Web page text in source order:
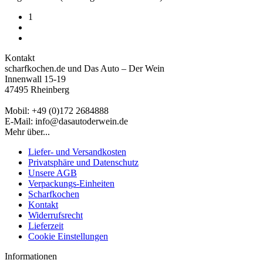
1
Kontakt
scharfkochen.de und Das Auto – Der Wein
Innenwall 15-19
47495 Rheinberg
Mobil: +49 (0)172 2684888
E-Mail: info@dasautoderwein.de
Mehr über...
Liefer- und Versandkosten
Privatsphäre und Datenschutz
Unsere AGB
Verpackungs-Einheiten
Scharfkochen
Kontakt
Widerrufsrecht
Lieferzeit
Cookie Einstellungen
Informationen